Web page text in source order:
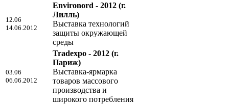
12.06
14.06.2012
Environord - 2012 (г.
Лилль)
Выставка технологий
защиты окружающей
среды
03.06
06.06.2012
Tradexpo - 2012 (г.
Париж)
Выставка-ярмарка
товаров массового
производства и
широкого потребления